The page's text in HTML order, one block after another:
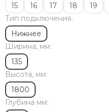
ЦДМ
Purmo
Unilux
Purmo Delta
Rifar Tubog
Arbonia
КЗТО
Bronto
Bareng
15
16 17 18 19
Тип подключения.:
Нижнее
Ширина, мм:
135
Высота, мм:
1800
Глубина мм: